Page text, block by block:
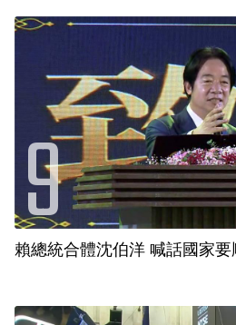
賴總統合體沈伯洋 喊話國家